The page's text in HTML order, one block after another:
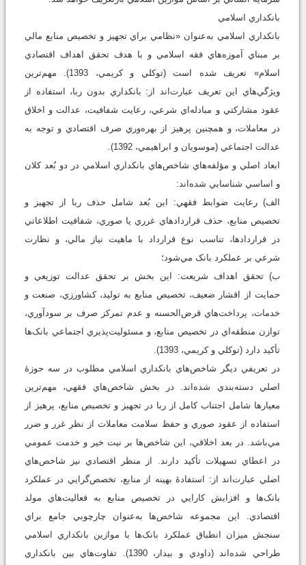
بانکداري اسلامي
بانکداري اسلامي به‌عنوان «نظامي براي تجهيز و تخصيص منابع مالي
بر مبناي آموزه‌هاي فقه اسلامي و با هدف تحقق اهداف اقتصادي
اسلام» تعريف شده است (توکلي و کريمي، 1393). مهم‌ترين
ويژگي‌هاي اين تعريف عبارت‌اند از: بانکداري بدون ربا، استفاده از
عقود مشارکتي و مبادله‌اي شرعي، رعايت شفافيت، عدالت و اخلاق
در معاملات، و همچنين پرهيز از بهره‌وري صرف اقتصادي و توجه به
عدالت اجتماعي (موسويان و ابراهيمي، 1392).
ابعاد اصلي و مؤلفه‌هاي شاخص‌هاي بانکداري اسلامي در دو بُعد کلان
و اساسي شناسايي شده‌اند:
الف) رعايت ضوابط فقهي: اين بُعد شامل حذف ربا از تجهيز و
تخصيص منابع، حذف قراردادهاي غرري يا صوري، شفافيت اطلاعاتي
در قراردادها، تناسب نوع قرارداد با ماهيت نياز مالي، و نظارت
شرعي بر عملکرد بانک مي‌شود؛
ب) تحقق اهداف شريعت: اين بخش بر تحقق عدالت توزيعي و
حمايت از اقشار ضعيف، تخصيص منابع به توليد، کشاورزي، صنعت و
خدمات، پرداخت‌هاي قرض‌الحسنه و عدم تمرکز صرف بر سودآوري،
توازن منطقه‌اي در تخصيص منابع، و مسئوليت‌پذيري اجتماعي بانک‌ها
تأکيد دارد (توکلي و کريمي، 1393).
در تعريفي ديگر شاخص‌هاي بانکداري اسلامي مطلوب در سه حوزۀ
اصلي دسته‌بندي شده‌اند. در بخش شاخص‌هاي فقهي، مهم‌ترين
معيارها شامل اجتناب کامل از ربا در تجهيز و تخصيص منابع، پرهيز از
استفاده از عقود صوري و حفظ سلامت معاملات از نظر غرر و ضرر
مي‌باشد. در بعد اخلاقي، اين شاخص‌ها بر نيت خير و خدمت عمومي
در اعطاي تسهيلات تأکيد دارند. از منظر اقتصادي نيز شاخص‌هاي
اصلي عبارت‌اند از: استفادۀ بهينه از منابع، تخصص‌گرايي در عملکرد
بانک‌ها و افزايش کارايي در تخصيص منابع به فعاليت‌هاي مولد
اقتصادي. اين مجموعه شاخص‌ها به‌عنوان چارچوبي جامع براي
سنجش ميزان انطباق عملکرد بانک‌ها با موازين بانکداري اسلامي
طراحي شده‌اند (داودي و بيدار، 1390). تفاوت‌هاي بين بانکداري